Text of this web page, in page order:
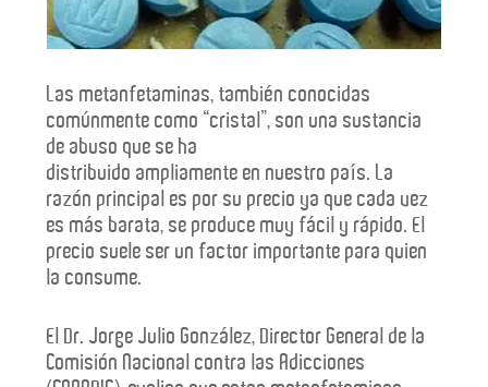
Las metanfetaminas, también conocidas
comúnmente como “cristal”, son una sustancia
de abuso que se ha
distribuido ampliamente en nuestro país. La
razón principal es por su precio ya que cada vez
es más barata, se produce muy fácil y rápido. El
precio suele ser un factor importante para quien
la consume.
El Dr. Jorge Julio González, Director General de la
Comisión Nacional contra las Adicciones